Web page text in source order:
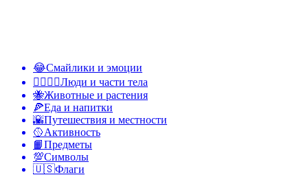
😂Смайлики и эмоции
👩‍❤️‍💋‍👨Люди и части тела
🐝Животные и растения
🍕Еда и напитки
🌇Путешествия и местности
🥎Активность
📙Предметы
💯Символы
🇺🇸Флаги